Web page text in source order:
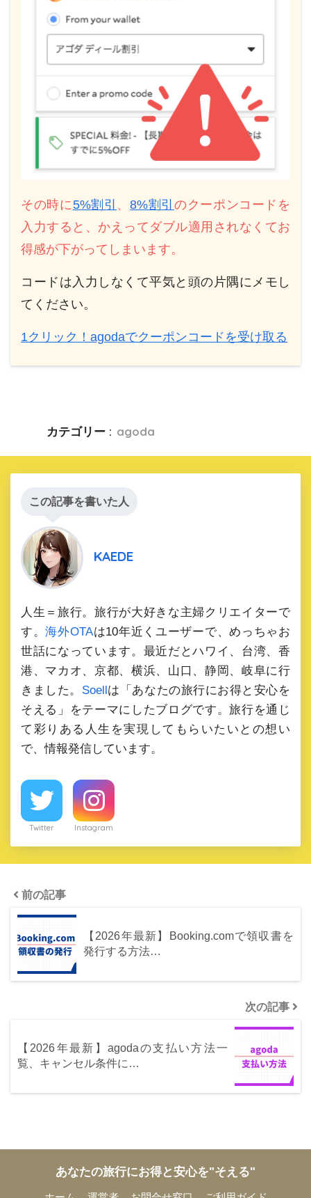
その時に5%割引 、8%割引 のクーポンコードを
入力すると、かえってダブル適用されなくてお
得感が下がってしまいます。
コードは入力しなくて平気と頭の片隅にメモし
てください。
1クリック！agodaでクーポンコードを受け取る
カテゴリー : agoda
この記事を書いた人
KAEDE
人生＝旅行。旅行が大好きな主婦クリエイターで
す。海外OTAは10年近くユーザーで、めっちゃお
世話になっています。最近だとハワイ、台湾、香
港、マカオ、京都、横浜、山口、静岡、岐阜に行
きました。 Soell は「あなたの旅行にお得と安心を
そえる」をテーマにしたブログです。旅行を通じ
て彩りある人生を実現してもらいたいとの想い
で、情報発信しています。
Twitter Instagram
前の記事
【2026年最新】Booking.comで領収書を
発行する方法…
次の記事
【2026年最新】agodaの支払い方法一
覧、キャンセル条件に…
あなたの旅行にお得と安心を"そえる"